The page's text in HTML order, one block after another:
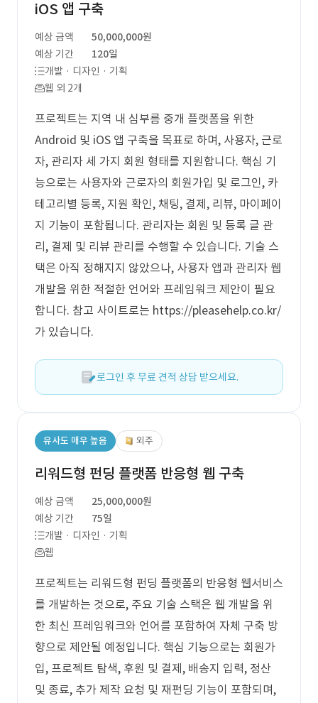
iOS 앱 구축
예상 금액
50,000,000원
예상 기간
120일
개발 · 디자인 · 기획
웹 외 2개
프로젝트는 지역 내 심부름 중개 플랫폼을 위한
Android 및 iOS 앱 구축을 목표로 하며, 사용자, 근로
자, 관리자 세 가지 회원 형태를 지원합니다. 핵심 기
능으로는 사용자와 근로자의 회원가입 및 로그인, 카
테고리별 등록, 지원 확인, 채팅, 결제, 리뷰, 마이페이
지 기능이 포함됩니다. 관리자는 회원 및 등록 글 관
리, 결제 및 리뷰 관리를 수행할 수 있습니다. 기술 스
택은 아직 정해지지 않았으나, 사용자 앱과 관리자 웹
개발을 위한 적절한 언어와 프레임워크 제안이 필요
합니다. 참고 사이트로는 https://pleasehelp.co.kr/
가 있습니다.
로그인 후 무료 견적 상담 받으세요.
유사도 매우 높음 외주
리워드형 펀딩 플랫폼 반응형 웹 구축
예상 금액
25,000,000원
예상 기간
75일
개발 · 디자인 · 기획
웹
프로젝트는 리워드형 펀딩 플랫폼의 반응형 웹서비스
를 개발하는 것으로, 주요 기술 스택은 웹 개발을 위
한 최신 프레임워크와 언어를 포함하여 자체 구축 방
향으로 제안될 예정입니다. 핵심 기능으로는 회원가
입, 프로젝트 탐색, 후원 및 결제, 배송지 입력, 정산
및 종료, 추가 제작 요청 및 재펀딩 기능이 포함되며,